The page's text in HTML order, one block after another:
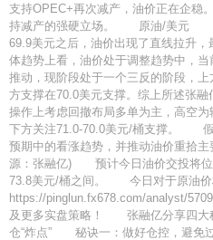
支持OPEC+再次减产，油价正在企稳
持减产的强硬立场。 原油/美元 原
69.9美元之后，油价出现了直线拉升
体趋势上看，油价处于调整趋势中，
推动，现阶段处于一个三反的阶段，
方支撑在70.0美元支撑。综上所述张
操作上考虑回撤布局多单为主，高空为
下方关注71.0-70.0美元/桶支撑。 假
预期中的看涨趋势，并推动油价重
源：张融亿) 预计今日油价交投将位
73.8美元/桶之间。 今日对于原油价
https://pinglun.fx678.com/analyst/
及更多实盘策略！ 张融亿分享四大
仓“炸点” 秘诀一：做好仓控，避